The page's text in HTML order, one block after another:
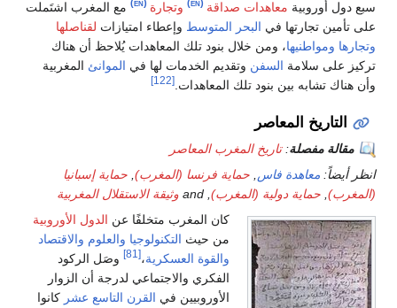
أوروبيةمعاهدات صداقة ‏ وتجارة‏
(en)
مع المغرب اشتَملت
تجارتها فيالبحر المتوسط وإعطاء امتيازاتلقناصلها
ومواطنيها ، ومن خلال بنود تلك المعاهدات يُلاحظ أن هناك
على سلامةالسفنوتقديم الخدمات لها فيالموانئالمغربية
تشابه بين بنود تلك المعاهدات.[122]
المعاصر
مفصلة:تاريخ المغرب المعاصر
معاهدة فاس,حماية فرنسا (المغرب) ,حماية إسبانيا
,حماية دولية (المغرب) , and وثيقة الاستقلال المغربية
كان المغرب متخلفًا عنالدول الأوروبية
من حيث
التكنولوجيا والعلوم والاقتصاد
والقوة العسكرية [81]
وصَل الركود
الفكري والاجتماعي لدرجة أن الزوار
الأوروبيين في القرن التاسع عشركانوا